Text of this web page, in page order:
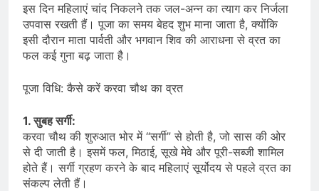
इस दिन महिलाएं चांद निकलने तक जल-अन्न का त्याग कर निर्जला
उपवास रखती हैं। पूजा का समय बेहद शुभ माना जाता है, क्योंकि
इसी दौरान माता पार्वती और भगवान शिव की आराधना से व्रत का
फल कई गुना बढ़ जाता है।
पूजा विधि: कैसे करें करवा चौथ का व्रत
1. सुबह सर्गी:
करवा चौथ की शुरुआत भोर में “सर्गी” से होती है, जो सास की ओर
से दी जाती है। इसमें फल, मिठाई, सूखे मेवे और पूरी-सब्जी शामिल
होते हैं। सर्गी ग्रहण करने के बाद महिलाएं सूर्योदय से पहले व्रत का
संकल्प लेती हैं।